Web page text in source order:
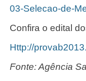
03-Selecao-de-
Confira o edital
http://
Fonte: Agência